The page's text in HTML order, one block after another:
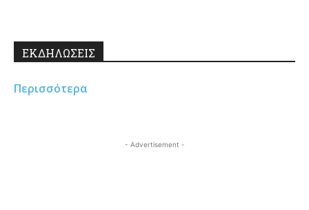
ΕΚΔΗΛΩΣΕΙΣ
Περισσότερα
- Advertisement -